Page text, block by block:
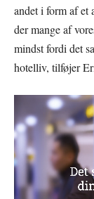
andet i form af et
der mange af
mindst fordi det
hotelliv, tilføjer